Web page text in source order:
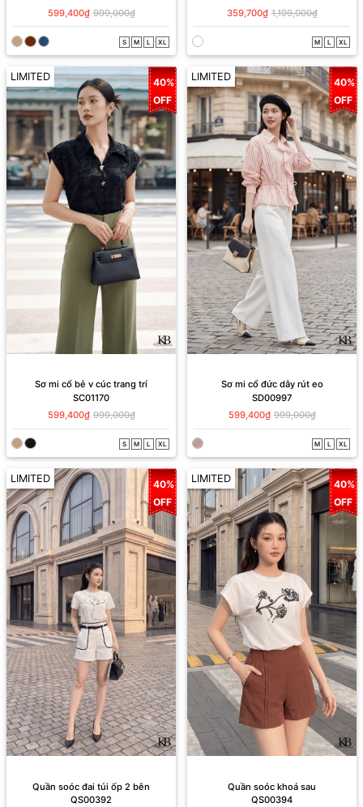
599,400₫ 999,000₫
S M L XL
359,700₫ 1,199,000₫
M L XL
LIMITED
40%
OFF
Sơ mi cổ bẻ v cúc trang trí
SC01170
599,400₫ 999,000₫
S M L XL
LIMITED
40%
OFF
Sơ mi cổ đức dây rút eo
SD00997
599,400₫ 999,000₫
M L XL
LIMITED
40%
OFF
Quần soóc đai túi ốp 2 bên
QS00392
LIMITED
40%
OFF
Quần soóc khoá sau
QS00394